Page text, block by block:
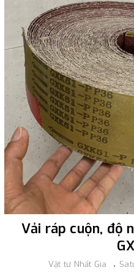
Vải ráp cuộn, độ
Vật tư Nhất Gia